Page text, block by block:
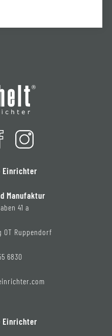
Einrichter
Manufaktur
41 a
OT Ruppendorf
6830
Einrichter